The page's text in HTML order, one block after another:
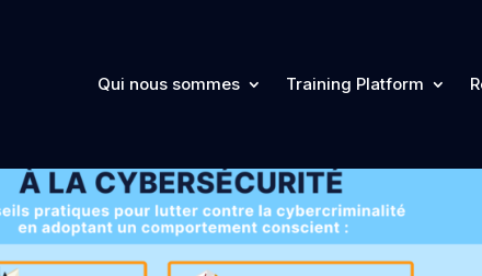
Qui nous sommes Training Platform